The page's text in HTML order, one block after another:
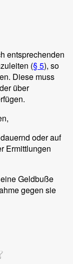
entsprechenden
(§ 5), so
Diese muss
über
oder auf
Ermittlungen
Geldbuße
gegen sie